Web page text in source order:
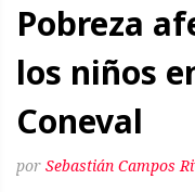
Pobreza
los niños
Coneval
Sebastián Campos